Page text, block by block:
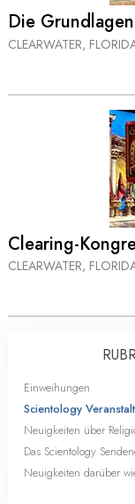
Die
CLEARWATER,
Clearing-
CLEARWATER,
Einweihungen
Scientology
Neuigkeiten über
Das Scientology
Neuigkeiten darüber